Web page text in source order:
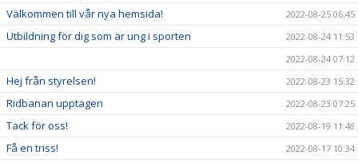
Välkommen till vår nya hemsida! 2022-08-25 06:45
Utbildning för dig som är ung i sporten
2022-08-24 11:53
2022-08-24 07:12
Hej från styrelsen! 2022-08-23 15:32
Ridbanan upptagen 2022-08-23 07:25
Tack för oss! 2022-08-19 11:48
Få en triss! 2022-08-17 10:34